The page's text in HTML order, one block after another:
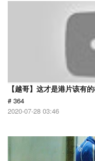
【越哥】这才是港片该有
# 364
2020-07-28 03:46